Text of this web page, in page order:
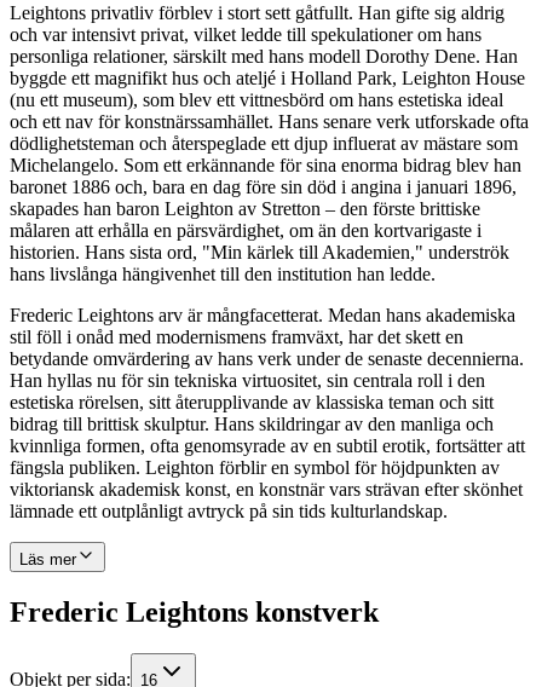
Leightons privatliv förblev i stort sett gåtfullt. Han gifte sig aldrig
och var intensivt privat, vilket ledde till spekulationer om hans
personliga relationer, särskilt med hans modell Dorothy Dene. Han
byggde ett magnifikt hus och ateljé i Holland Park, Leighton House
(nu ett museum), som blev ett vittnesbörd om hans estetiska ideal
och ett nav för konstnärssamhället. Hans senare verk utforskade ofta
dödlighetsteman och återspeglade ett djup influerat av mästare som
Michelangelo. Som ett erkännande för sina enorma bidrag blev han
baronet 1886 och, bara en dag före sin död i angina i januari 1896,
skapades han baron Leighton av Stretton – den förste brittiske
målaren att erhålla en pärsvärdighet, om än den kortvarigaste i
historien. Hans sista ord, "Min kärlek till Akademien," underströk
hans livslånga hängivenhet till den institution han ledde.
Frederic Leightons arv är mångfacetterat. Medan hans akademiska
stil föll i onåd med modernismens framväxt, har det skett en
betydande omvärdering av hans verk under de senaste decennierna.
Han hyllas nu för sin tekniska virtuositet, sin centrala roll i den
estetiska rörelsen, sitt återupplivande av klassiska teman och sitt
bidrag till brittisk skulptur. Hans skildringar av den manliga och
kvinnliga formen, ofta genomsyrade av en subtil erotik, fortsätter att
fängsla publiken. Leighton förblir en symbol för höjdpunkten av
viktoriansk akademisk konst, en konstnär vars strävan efter skönhet
lämnade ett outplånligt avtryck på sin tids kulturlandskap.
Läs mer
Frederic Leightons konstverk
Objekt per sida: 16